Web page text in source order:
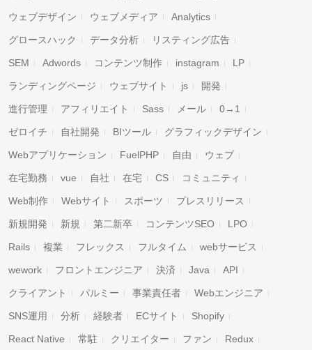
ウェブデザイン ウェブメディア Analytics
グロースハック データ分析 リスティング広告
SEM Adwords コンテンツ制作 instagram LP
ランディングページ ウェブサイト js 開発
進行管理 アフィリエイト Sass メール 0→1
ゼロイチ 自社開発 BIツール グラフィックデザイン
Webアプリケーション FuelPHP 自由 ウェブ
在宅勤務 vue 自社 在宅 CS コミュニティ
Web制作 Webサイト スポーツ プレスリリース
新規開発 新規 第二新卒 コンテンツSEO LPO
Rails 複業 フレックス フルタイム webサービス
wework フロントエンジニア 決済 Java API
クライアント パルミー 事業責任者 Webエンジニア
SNS運用 分析 経験者 ECサイト Shopify
React Native 常駐 クリエイター ファン Redux